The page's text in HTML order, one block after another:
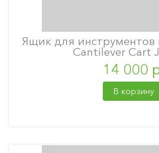
Ящик для инструментов
Cantilever Cart
14 000
В корзину